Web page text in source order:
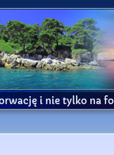
i nie tylko na